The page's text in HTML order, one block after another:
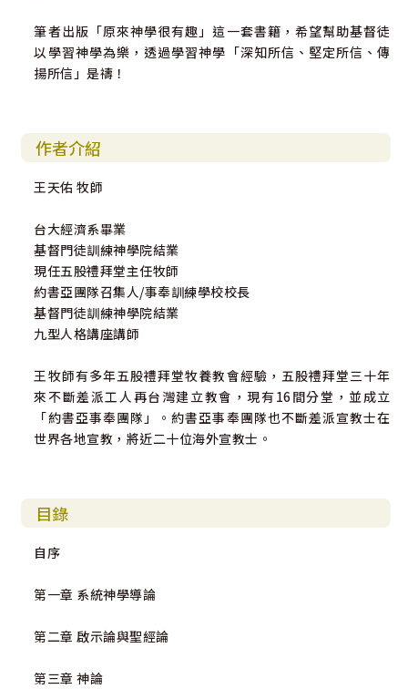
筆者出版「原來神學很有趣」這一套書籍，希望幫助基督徒
以學習神學為樂，透過學習神學「深知所信、堅定所信、傳
揚所信」是禱！
作者介紹
王天佑 牧師
台大經濟系畢業
基督門徒訓練神學院結業
現任五股禮拜堂主任牧師
約書亞團隊召集人/事奉訓練學校校長
基督門徒訓練神學院結業
九型人格講座講師
王牧師有多年五股禮拜堂牧養教會經驗，五股禮拜堂三十年
來不斷差派工人再台灣建立教會，現有16間分堂，並成立
「約書亞事奉團隊」。約書亞事奉團隊也不斷差派宣教士在
世界各地宣教，將近二十位海外宣教士。
目錄
自序
第一章 系統神學導論
第二章 啟示論與聖經論
第三章 神論